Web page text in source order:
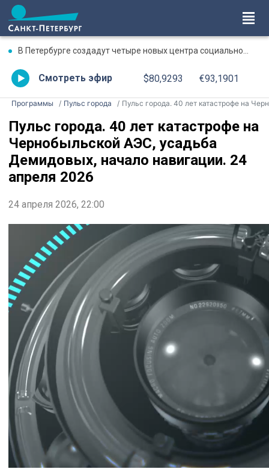
В Петербурге создадут четыре новых центра социального обслуживания
Смотреть эфир $80,9293 €93,1901
Программы Пульс города Пульс города. 40 лет катастрофе на Чернобыльской АЭС, усадьба Демидовых, начало навигации. 24 апреля 2026
Пульс города. 40 лет катастрофе на
Чернобыльской АЭС, усадьба
Демидовых, начало навигации. 24
апреля 2026
24 апреля 2026, 22:00